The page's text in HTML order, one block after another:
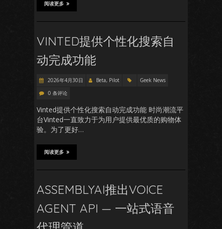
阅读更多
VINTED提供个性化搜索自
动完成功能
2026年4月30日 Beta, Pilot
Geek News
0 条评论
Vinted提供个性化搜索自动完成功能 时尚潮流平
台Vinted一直致力于为用户提供最优质的购物体
验。为了更好…
阅读更多
ASSEMBLYAI推出VOICE
AGENT API — 一站式语音